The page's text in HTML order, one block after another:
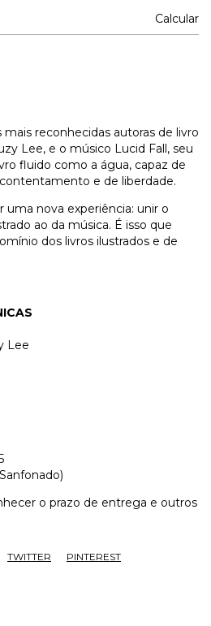
Calcular
reconhecidas autoras de livro
Lee, e o músico Lucid Fall, seu
fluido como a água, capaz de
e de liberdade.
uma nova experiência: unir o
ao da música. É isso que
dos livros ilustrados e de
Lee
o prazo de entrega e outros
TWITTER PINTEREST